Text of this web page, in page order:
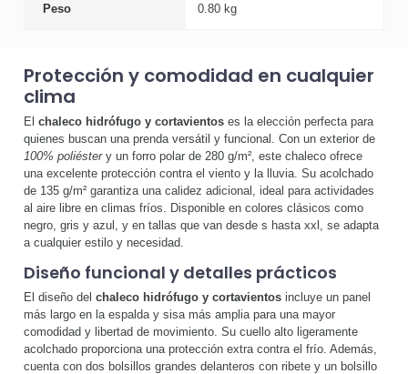
Peso 0.80 kg
Protección y comodidad en cualquier
clima
El chaleco hidrófugo y cortavientos es la elección perfecta para
quienes buscan una prenda versátil y funcional. Con un exterior de
100% poliéstery un forro polar de 280 g/m², este chaleco ofrece
una excelente protección contra el viento y la lluvia. Su acolchado
de 135 g/m² garantiza una calidez adicional, ideal para actividades
al aire libre en climas fríos. Disponible en colores clásicos como
negro, gris y azul, y en tallas que van desde s hasta xxl, se adapta
a cualquier estilo y necesidad.
Diseño funcional y detalles prácticos
El diseño del chaleco hidrófugo y cortavientos incluye un panel
más largo en la espalda y sisa más amplia para una mayor
comodidad y libertad de movimiento. Su cuello alto ligeramente
acolchado proporciona una protección extra contra el frío. Además,
cuenta con dos bolsillos grandes delanteros con ribete y un bolsillo